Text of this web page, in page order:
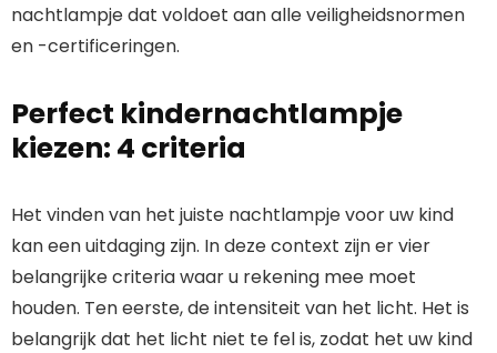
nachtlampje dat voldoet aan alle veiligheidsnormen
en -certificeringen.
Perfect kindernachtlampje
kiezen: 4 criteria
Het vinden van het juiste nachtlampje voor uw kind
kan een uitdaging zijn. In deze context zijn er vier
belangrijke criteria waar u rekening mee moet
houden. Ten eerste, de intensiteit van het licht. Het is
belangrijk dat het licht niet te fel is, zodat het uw kind